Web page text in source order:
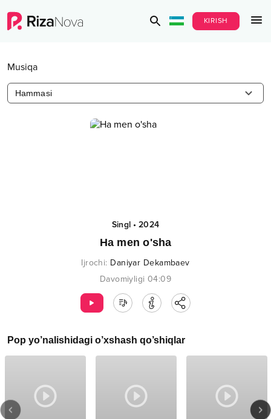
KIRISH
Musiqa
Hammasi
Singl•2024
Ha men o'sha
Ijrochi: Daniyar Dekambaev
Davomiyligi 04:09
Pop yo’nalishidagi o’xshash qo’shiqlar